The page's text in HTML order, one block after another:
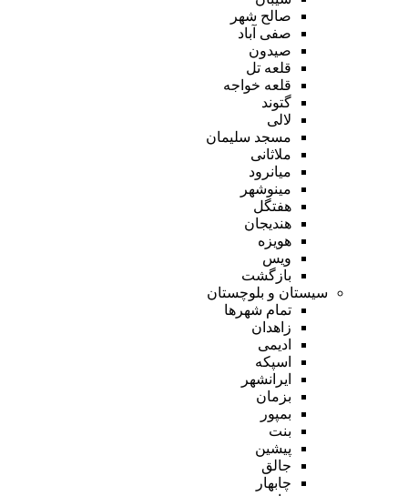
صالح شهر
صفی آباد
صیدون
قلعه تل
قلعه خواجه
گتوند
لالی
مسجد سلیمان
ملاثانی
میانرود
مینوشهر
هفتگل
هندیجان
هویزه
ویس
بازگشت
سیستان و بلوچستان
تمام شهر‌ها
زاهدان
ادیمی
اسپکه
ایرانشهر
بزمان
بمپور
بنت
پیشین
جالق
چابهار